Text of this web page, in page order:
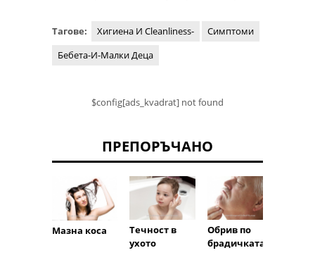
Тагове: Хигиена И Cleanliness-
Симптоми
Бебета-И-Малки Деца
$config[ads_kvadrat] not found
ПРЕПОРЪЧАНО
Мазна коса
Течност в
ухото
Обрив по
брадичката